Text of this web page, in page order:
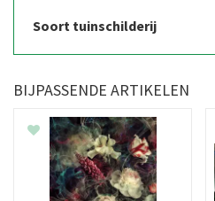
Soort tuinschilderij
BIJPASSENDE ARTIKELEN